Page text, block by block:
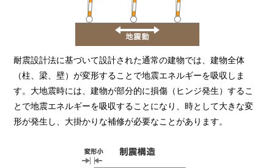
耐震設計法に基づいて設計された通常の建物では、建物全体
（柱、梁、壁）が変形することで地震エネルギーを吸収しま
す。大地震時には、建物が部分的に損傷（ヒンジ発生）するこ
とで地震エネルギーを吸収することになり、時として大きな変
形が発生し、大掛かりな補修が必要なことがあります。